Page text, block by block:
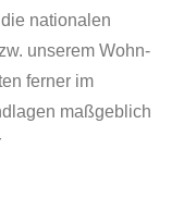
nationalen
unserem Wohn-
ferner im
maßgeblich